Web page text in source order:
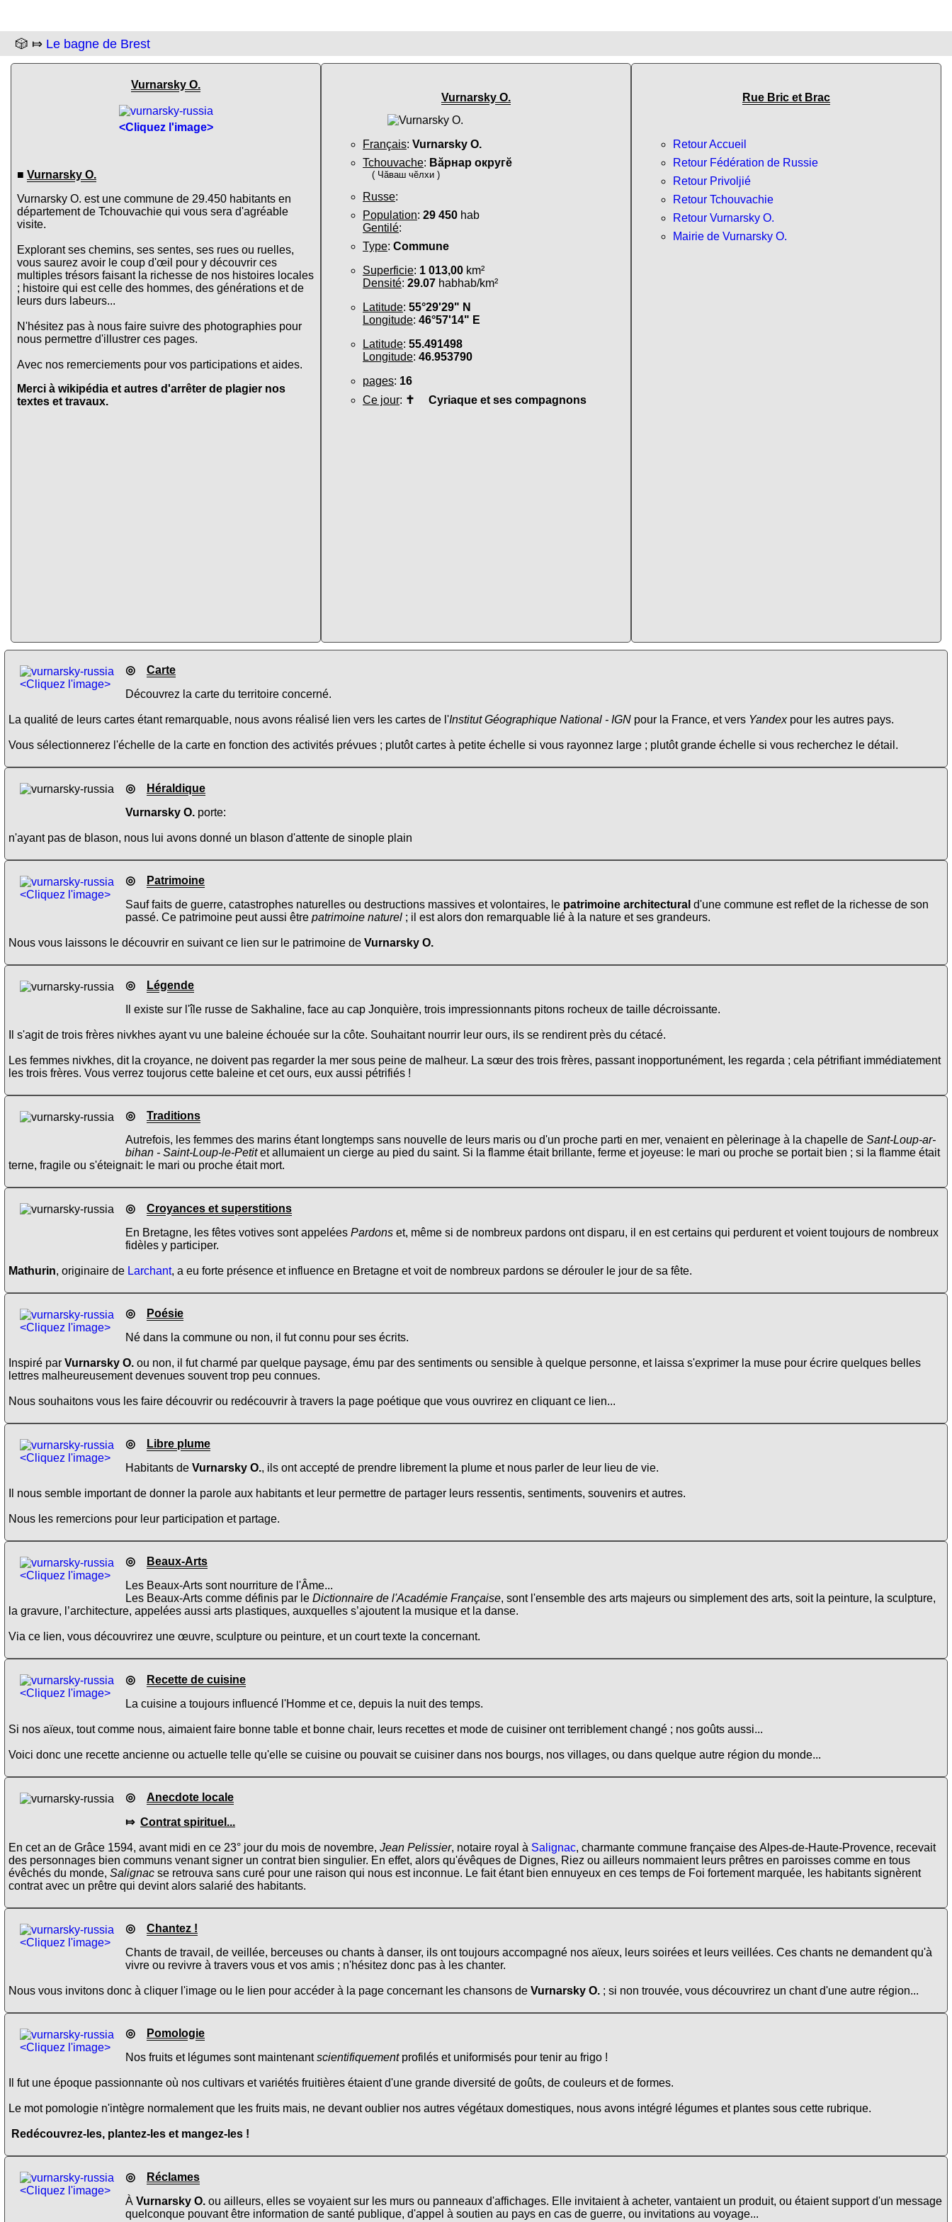
🎲 ⤇ Le bagne de Brest
Vurnarsky O.
<Cliquez l'image>
■ Vurnarsky O.
Vurnarsky O. est une commune de 29.450 habitants en
département de Tchouvachie qui vous sera d'agréable
visite.
Explorant ses chemins, ses sentes, ses rues ou ruelles,
vous saurez avoir le coup d'œil pour y découvrir ces
multiples trésors faisant la richesse de nos histoires locales
; histoire qui est celle des hommes, des générations et de
leurs durs labeurs...
N'hésitez pas à nous faire suivre des photographies pour
nous permettre d'illustrer ces pages.
Avec nos remerciements pour vos participations et aides.
Merci à wikipédia et autres d'arrêter de plagier nos
textes et travaux.
Vurnarsky O.
Français: Vurnarsky O.
Tchouvache: Вăрнар округӗ
( Чӑваш чӗлхи )
Russe:
Population: 29 450 hab
Gentilé:
Type: Commune
Superficie: 1 013,00 km²
Densité: 29.07 habhab/km²
Latitude: 55°29'29" N
Longitude: 46°57'14" E
Latitude: 55.491498
Longitude: 46.953790
pages: 16
Ce jour: ✝ Cyriaque et ses compagnons
Rue Bric et Brac
Retour Accueil
Retour Fédération de Russie
Retour Privoljié
Retour Tchouvachie
Retour Vurnarsky O.
Mairie de Vurnarsky O.
<Cliquez l'image>
◎ Carte
Découvrez la carte du territoire concerné.
La qualité de leurs cartes étant remarquable, nous avons réalisé lien vers les cartes de l'Institut Géographique National - IGN pour la France, et vers Yandexpour les autres pays.
Vous sélectionnerez l'échelle de la carte en fonction des activités prévues ; plutôt cartes à petite échelle si vous rayonnez large ; plutôt grande échelle si vous recherchez le détail.
◎
Héraldique
Vurnarsky O. porte:
n'ayant pas de blason, nous lui avons donné un blason d'attente de sinople plain
<Cliquez l'image>
◎
Patrimoine
Sauf faits de guerre, catastrophes naturelles ou destructions massives et volontaires, le patrimoine architectural d'une commune est reflet de la richesse de son
passé. Ce patrimoine peut aussi être patrimoine naturel ; il est alors don remarquable lié à la nature et ses grandeurs.
Nous vous laissons le découvrir en suivant ce lien sur le patrimoine de Vurnarsky O.
◎
Légende
Il existe sur l'île russe de Sakhaline, face au cap Jonquière, trois impressionnants pitons rocheux de taille décroissante.
Il s'agit de trois frères nivkhes ayant vu une baleine échouée sur la côte. Souhaitant nourrir leur ours, ils se rendirent près du cétacé.
Les femmes nivkhes, dit la croyance, ne doivent pas regarder la mer sous peine de malheur. La sœur des trois frères, passant inopportunément, les regarda ; cela pétrifiant immédiatement
les trois frères. Vous verrez toujorus cette baleine et cet ours, eux aussi pétrifiés !
◎ Traditions
Autrefois, les femmes des marins étant longtemps sans nouvelle de leurs maris ou d'un proche parti en mer, venaient en pèlerinage à la chapelle de Sant-Loup-ar-
bihan - Saint-Loup-le-Petitet allumaient un cierge au pied du saint. Si la flamme était brillante, ferme et joyeuse: le mari ou proche se portait bien ; si la flamme était
terne, fragile ou s'éteignait: le mari ou proche était mort.
◎ Croyances et superstitions
En Bretagne, les fêtes votives sont appelées Pardons et, même si de nombreux pardons ont disparu, il en est certains qui perdurent et voient toujours de nombreux
fidèles y participer.
Mathurin, originaire de Larchant, a eu forte présence et influence en Bretagne et voit de nombreux pardons se dérouler le jour de sa fête.
<Cliquez l'image>
◎
Poésie
Né dans la commune ou non, il fut connu pour ses écrits.
Inspiré par Vurnarsky O. ou non, il fut charmé par quelque paysage, ému par des sentiments ou sensible à quelque personne, et laissa s'exprimer la muse pour écrire quelques belles
lettres malheureusement devenues souvent trop peu connues.
Nous souhaitons vous les faire découvrir ou redécouvrir à travers la page poétique que vous ouvrirez en cliquant ce lien...
<Cliquez l'image>
◎
Libre plume
Habitants de Vurnarsky O., ils ont accepté de prendre librement la plume et nous parler de leur lieu de vie.
Il nous semble important de donner la parole aux habitants et leur permettre de partager leurs ressentis, sentiments, souvenirs et autres.
Nous les remercions pour leur participation et partage.
<Cliquez l'image>
◎
Beaux-Arts
Les Beaux-Arts sont nourriture de l'Âme...
Les Beaux-Arts comme définis par le Dictionnaire de l'Académie Française, sont l'ensemble des arts majeurs ou simplement des arts, soit la peinture, la sculpture,
la gravure, l’architecture, appelées aussi arts plastiques, auxquelles s’ajoutent la musique et la danse.
Via ce lien, vous découvrirez une œuvre, sculpture ou peinture, et un court texte la concernant.
<Cliquez l'image>
◎
Recette de cuisine
La cuisine a toujours influencé l'Homme et ce, depuis la nuit des temps.
Si nos aïeux, tout comme nous, aimaient faire bonne table et bonne chair, leurs recettes et mode de cuisiner ont terriblement changé ; nos goûts aussi...
Voici donc une recette ancienne ou actuelle telle qu'elle se cuisine ou pouvait se cuisiner dans nos bourgs, nos villages, ou dans quelque autre région du monde...
◎ Anecdote locale
⤇ Contrat spirituel...
En cet an de Grâce 1594, avant midi en ce 23° jour du mois de novembre, Jean Pelissier, notaire royal à Salignac, charmante commune française des Alpes-de-Haute-Provence, recevait
des personnages bien communs venant signer un contrat bien singulier. En effet, alors qu'évêques de Dignes, Riez ou ailleurs nommaient leurs prêtres en paroisses comme en tous
évêchés du monde, Salignac se retrouva sans curé pour une raison qui nous est inconnue. Le fait étant bien ennuyeux en ces temps de Foi fortement marquée, les habitants signèrent
contrat avec un prêtre qui devint alors salarié des habitants.
<Cliquez l'image>
◎ Chantez !
Chants de travail, de veillée, berceuses ou chants à danser, ils ont toujours accompagné nos aïeux, leurs soirées et leurs veillées. Ces chants ne demandent qu'à
vivre ou revivre à travers vous et vos amis ; n'hésitez donc pas à les chanter.
Nous vous invitons donc à cliquer l'image ou le lien pour accéder à la page concernant les chansons de Vurnarsky O. ; si non trouvée, vous découvrirez un chant d'une autre région...
<Cliquez l'image>
◎
Pomologie
Nos fruits et légumes sont maintenantscientifiquementprofilés et uniformisés pour tenir au frigo !
Il fut une époque passionnante où nos cultivars et variétés fruitières étaient d'une grande diversité de goûts, de couleurs et de formes.
Le mot pomologie n'intègre normalement que les fruits mais, ne devant oublier nos autres végétaux domestiques, nous avons intégré légumes et plantes sous cette rubrique.
Redécouvrez-les, plantez-les et mangez-les !
<Cliquez l'image>
◎
Réclames
À Vurnarsky O. ou ailleurs, elles se voyaient sur les murs ou panneaux d'affichages. Elle invitaient à acheter, vantaient un produit, ou étaient support d'un message
quelconque pouvant être information de santé publique, d'appel à soutien au pays en cas de guerre, ou invitations au voyage...